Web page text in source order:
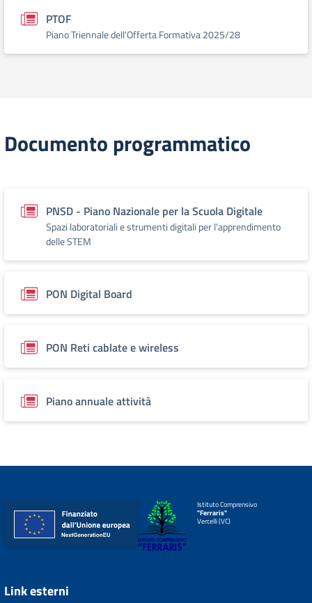
PTOF
Piano Triennale dell'Offerta Formativa 2025/28
Documento programmatico
PNSD - Piano Nazionale per la Scuola Digitale
Spazi laboratoriali e strumenti digitali per l'apprendimento
delle STEM
PON Digital Board
PON Reti cablate e wireless
Piano annuale attività
Istituto Comprensivo
"Ferraris"
Vercelli (VC)
Link esterni